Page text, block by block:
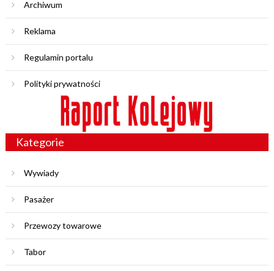
Archiwum
Reklama
Regulamin portalu
Polityki prywatności
Kategorie
Wywiady
Pasażer
Przewozy towarowe
Tabor